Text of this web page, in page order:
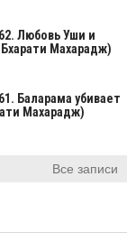
Любовь Уши и
Махарадж)
Баларама убивает
Махарадж)
Все записи